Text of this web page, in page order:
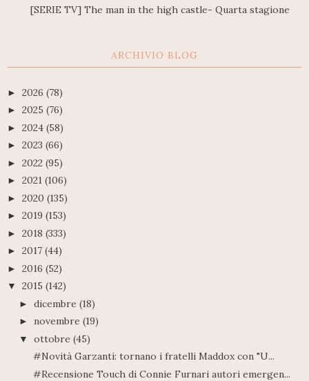
[SERIE TV] The man in the high castle- Quarta stagione
ARCHIVIO BLOG
► 2026 (78)
► 2025 (76)
► 2024 (58)
► 2023 (66)
► 2022 (95)
► 2021 (106)
► 2020 (135)
► 2019 (153)
► 2018 (333)
► 2017 (44)
► 2016 (52)
▼ 2015 (142)
► dicembre (18)
► novembre (19)
▼ ottobre (45)
#Novità Garzanti: tornano i fratelli Maddox con "U...
#Recensione Touch di Connie Furnari autori emergen...